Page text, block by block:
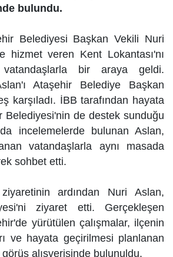
bulundu.
Belediyesi Başkan Vekili Nuri
hizmet veren Kent Lokantası'nı
bir araya geldi.
Ataşehir Belediye Başkan
karşıladı. İBB tarafından hayata
Belediyesi'nin de destek sunduğu
incelemelerde bulunan Aslan,
vatandaşlarla aynı masada
sohbet etti.
ardından Nuri Aslan,
ziyaret etti. Gerçekleşen
yürütülen çalışmalar, ilçenin
ve hayata geçirilmesi planlanan
alışverişinde bulunuldu.